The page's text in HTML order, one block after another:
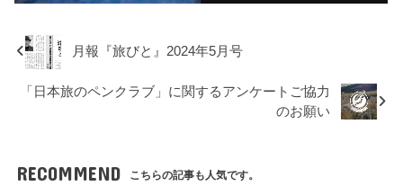
月報『旅びと』2024年5月号
「日本旅のペンクラブ」に関するアンケートご協力
のお願い
RECOMMEND こちらの記事も人気です。